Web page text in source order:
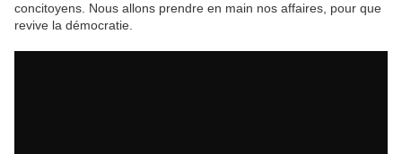
concitoyens. Nous allons prendre en main nos affaires, pour que
revive la démocratie.